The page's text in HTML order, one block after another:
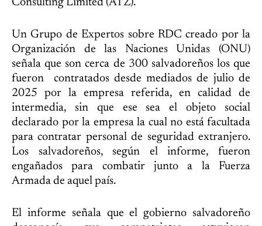
Consulting Limited (ATZ).
Un Grupo de Expertos sobre RDC creado por la
Organización de las Naciones Unidas (ONU)
señala que son cerca de 300 salvadoreños los que
fueron contratados desde mediados de julio de
2025 por la empresa referida, en calidad de
intermedia, sin que ese sea el objeto social
declarado por la empresa la cual no está facultada
para contratar personal de seguridad extranjero.
Los salvadoreños, según el informe, fueron
engañados para combatir junto a la Fuerza
Armada de aquel país.
El informe señala que el gobierno salvadoreño